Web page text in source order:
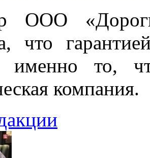
ООО
что
именно то,
компания.